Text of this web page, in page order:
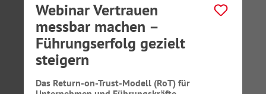
Webinar Vertrauen
messbar machen –
Führungserfolg gezielt
steigern
Das Return-on-Trust-Modell (RoT) für